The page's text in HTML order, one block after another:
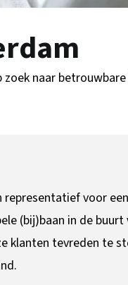
naar
representatief voor
(bij)baan in de
klanten tevreden te